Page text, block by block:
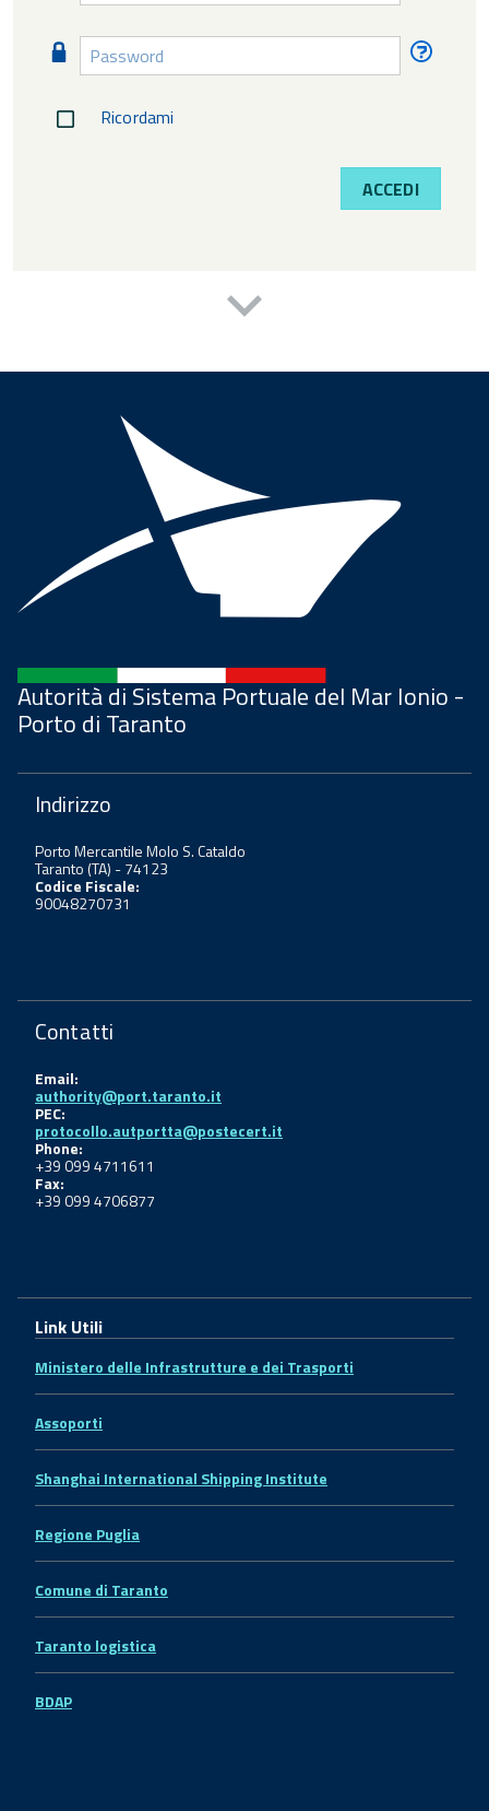
Password
Ricordami
ACCEDI
Autorità di Sistema Portuale del Mar Ionio -
Porto di Taranto
Indirizzo
Porto Mercantile Molo S. Cataldo
Taranto (TA) - 74123
Codice Fiscale:
90048270731
Contatti
Email:
authority@port.taranto.it
PEC:
protocollo.autportta@postecert.it
Phone:
+39 099 4711611
Fax:
+39 099 4706877
Link Utili
Ministero delle Infrastrutture e dei Trasporti
Assoporti
Shanghai International Shipping Institute
Regione Puglia
Comune di Taranto
Taranto logistica
BDAP